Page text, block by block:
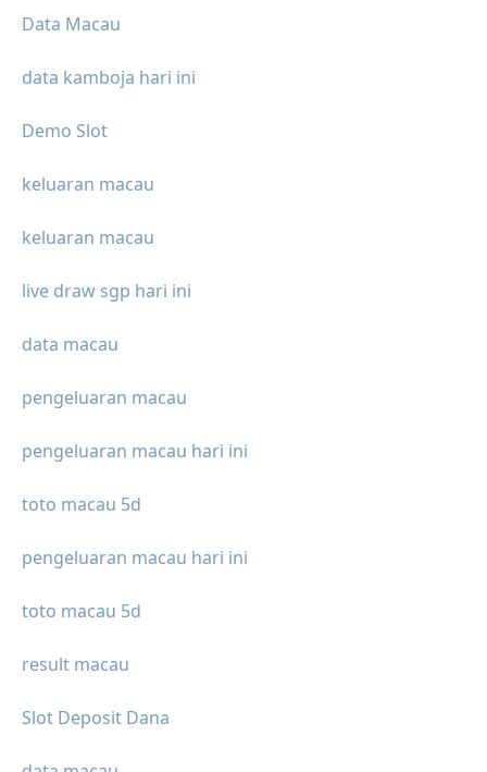
Data Macau
data kamboja hari ini
Demo Slot
keluaran macau
keluaran macau
live draw sgp hari ini
data macau
pengeluaran macau
pengeluaran macau hari ini
toto macau 5d
pengeluaran macau hari ini
toto macau 5d
result macau
Slot Deposit Dana